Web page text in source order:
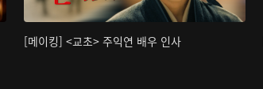
[메이킹] <교초> 주익연 배우 인사